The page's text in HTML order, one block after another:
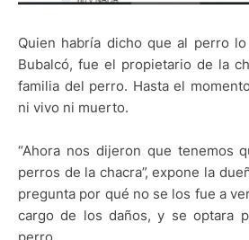
Quien habría dicho que al perro
Bubalcó, fue el propietario de la
familia del perro. Hasta el
ni vivo ni muerto.
“Ahora nos dijeron que tenemos
perros de la chacra”, expone la
pregunta por qué no se los fue a
cargo de los daños, y se optara